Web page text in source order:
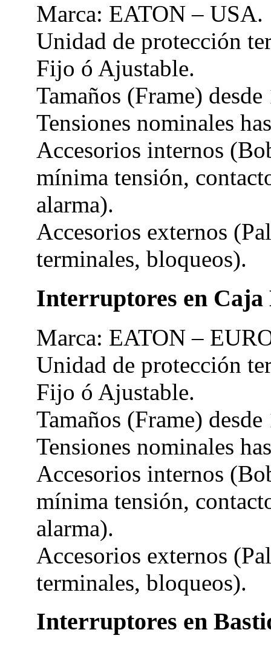
Marca: EATON – USA.
Unidad de protección
Fijo ó Ajustable.
Tamaños (Frame)
Tensiones nominales
Accesorios internos
mínima tensión,
alarma).
Accesorios externos
terminales, bloqueos).
Interruptores en Caja
Marca: EATON –
Unidad de protección
Fijo ó Ajustable.
Tamaños (Frame)
Tensiones nominales
Accesorios internos
mínima tensión,
alarma).
Accesorios externos
terminales, bloqueos).
Interruptores en